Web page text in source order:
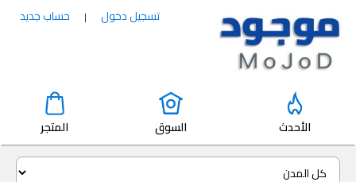
تسجيل دخول | حساب جديد
الأحدث السوق المتجر